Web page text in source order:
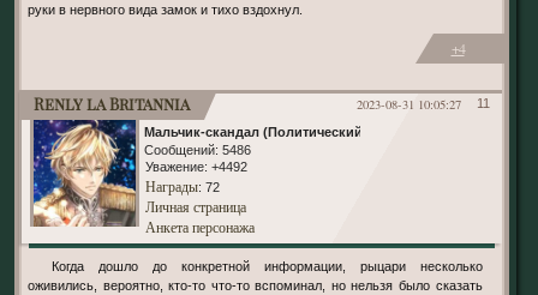
руки в нервного вида замок и тихо вздохнул.
+4
11
2023-08-31 10:05:27
Renly la Britannia
Мальчик-скандал (Политический)
Сообщений: 5486
Уважение: +4492
Награды: 72
Личная страница
Анкета персонажа
Когда дошло до конкретной информации, рыцари несколько
оживились, вероятно, кто-то что-то вспоминал, но нельзя было сказать